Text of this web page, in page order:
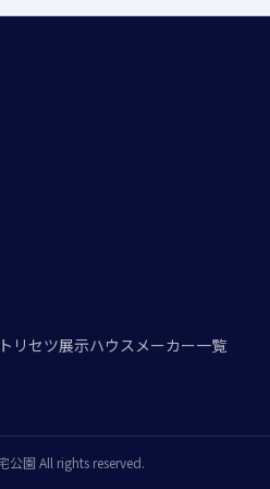
リセツ展示ハウスメーカー一覧
公園 All rights reserved.